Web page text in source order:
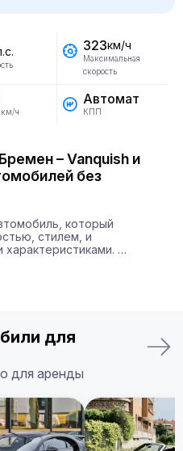
323км/ч
Максимальная
скорость
ч
Автомат
КПП
– Vanquish и
без
который
стилем, и
до 100 км/ч всего
системой, которая
и
автомобилей премиум-
надежный
автомобиля прямо к
вашим ожиданиям.
для
для аренды